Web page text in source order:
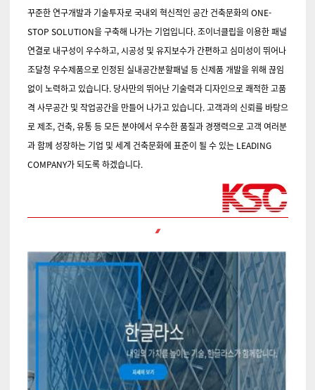
꾸준한 연구개발과 기술투자로 국내외 혁신적인 공간 건축문화의 ONE-
STOP SOLUTION을 구축해 나가는 기업입니다. 조이너클립을 이용한 패널
연결로 내구성이 우수하고, 시공성 및 유지보수가 간편하고 심미성이 뛰어나
조달청 우수제품으로 인정된 실내공간분할패널 등 신제품 개발을 위해 끊임
없이 노력하고 있습니다. 당사만의 뛰어난 기술력과 디자인으로 쾌적한 고품
격 사무공간 및 작업공간을 만들어 나가고 있습니다. 고객과의 신뢰를 바탕으
로 제조, 건축, 유통 등 모든 분야에서 우수한 품질과 경쟁력으로 고객 여러분
과 함께 성장하는 기업 및 세계 건축문화에 표준이 될 수 있는 LEADING
COMPANY가 되도록 하겠습니다.